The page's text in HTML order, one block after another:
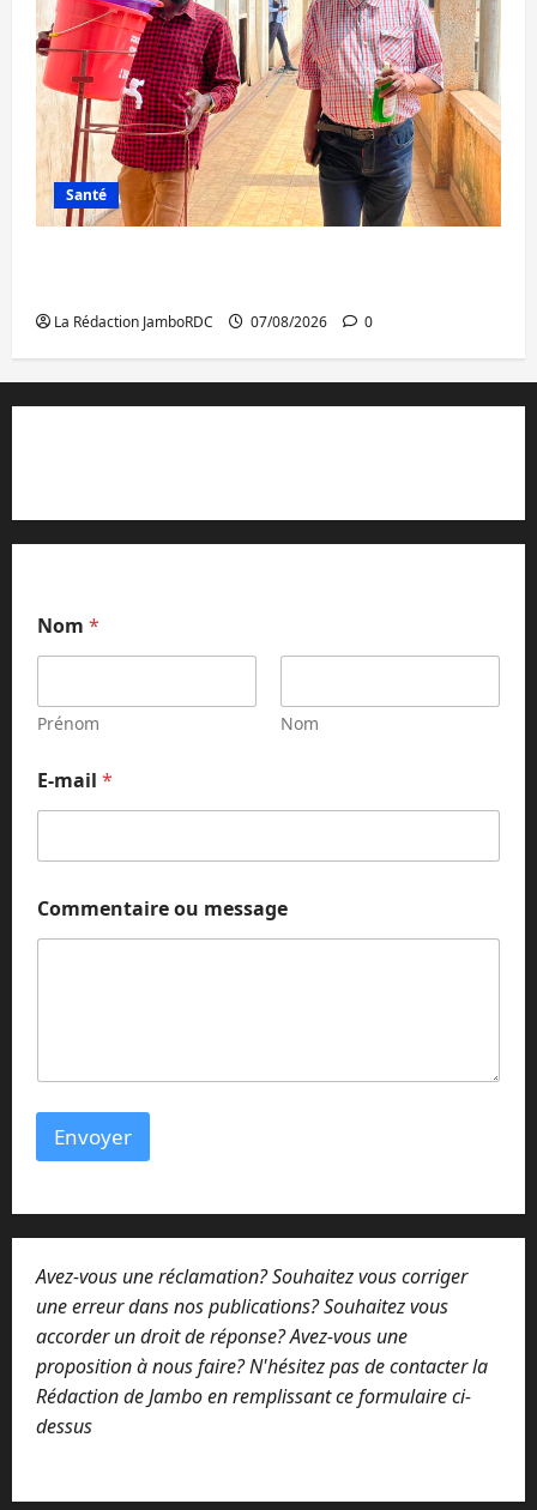
Santé
La Rédaction JamboRDC 07/08/2026 0
Nom *
Prénom Nom
E-mail *
o
u
Commentaire ou message
Envoyer
Avez-vous une réclamation? Souhaitez vous corriger
une erreur dans nos publications? Souhaitez vous
accorder un droit de réponse? Avez-vous une
proposition à nous faire? N'hésitez pas de contacter la
Rédaction de Jambo en remplissant ce formulaire ci-
dessus